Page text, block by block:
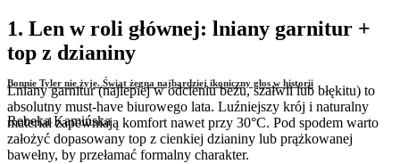
Bonnie Tyler nie żyje. Świat żegna najbardziej ikoniczny głos w historii
Rebeka Kamińska
1. Len w roli głównej: lniany garnitur +
top z dzianiny
Lniany garnitur (najlepiej w odcieniu beżu, szałwii lub błękitu) to
absolutny must-have biurowego lata. Luźniejszy krój i naturalny
materiał zapewniają komfort nawet przy 30°C. Pod spodem warto
założyć dopasowany top z cienkiej dzianiny lub prążkowanej
bawełny, by przełamać formalny charakter.